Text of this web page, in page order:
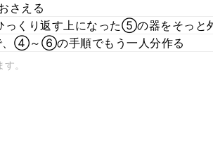
さえる
っくり返す上になった⑤の器をそっと
④～⑥の手順でもう一人分作る
。